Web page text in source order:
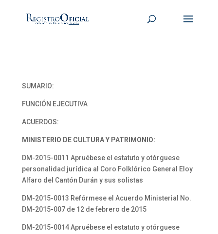
SUMARIO:
FUNCIÓN EJECUTIVA
ACUERDOS:
MINISTERIO DE CULTURA Y PATRIMONIO:
DM-2015-0011 Apruébese el estatuto y otórguese
personalidad jurídica al Coro Folklórico General Eloy
Alfaro del Cantón Durán y sus solistas
DM-2015-0013 Refórmese el Acuerdo Ministerial No.
DM-2015-007 de 12 de febrero de 2015
DM-2015-0014 Apruébese el estatuto y otórguese